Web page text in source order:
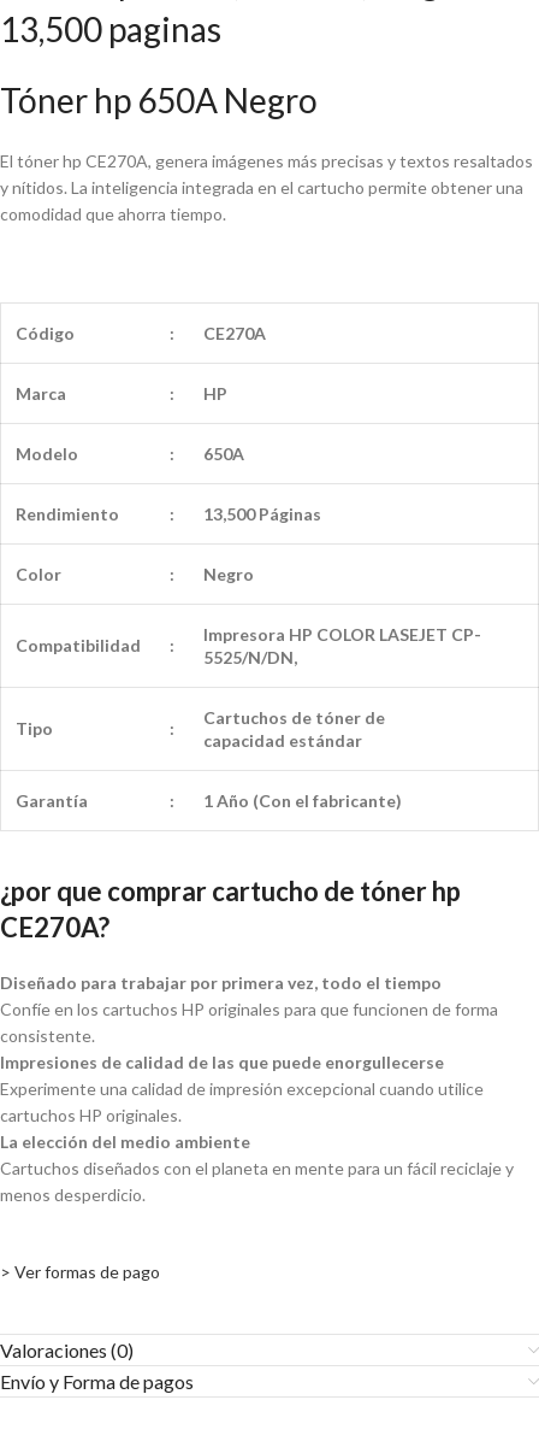
13,500 paginas
Tóner hp 650A Negro
El tóner hp CE270A, genera imágenes más precisas y textos resaltados
y nítidos. La inteligencia integrada en el cartucho permite obtener una
comodidad que ahorra tiempo.
Código : CE270A
Marca : HP
Modelo : 650A
Rendimiento : 13,500 Páginas
Color : Negro
Compatibilidad :
Impresora HP COLOR LASEJET CP-
5525/N/DN,
Tipo :
Cartuchos de tóner de
capacidad estándar
Garantía : 1 Año (Con el fabricante)
¿por que comprar cartucho de tóner hp
CE270A?
Diseñado para trabajar por primera vez, todo el tiempo
Confíe en los cartuchos HP originales para que funcionen de forma
consistente.
Impresiones de calidad de las que puede enorgullecerse
Experimente una calidad de impresión excepcional cuando utilice
cartuchos HP originales.
La elección del medio ambiente
Cartuchos diseñados con el planeta en mente para un fácil reciclaje y
menos desperdicio.
> Ver formas de pago
Valoraciones (0)
Envío y Forma de pagos​